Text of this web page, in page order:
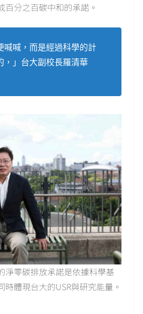
百分之百碳中和的承諾。
喊喊，而是經過科學的計
，」台大副校長羅清華
淨零碳排放承諾是依據科學基
體現台大的USR與研究能量。